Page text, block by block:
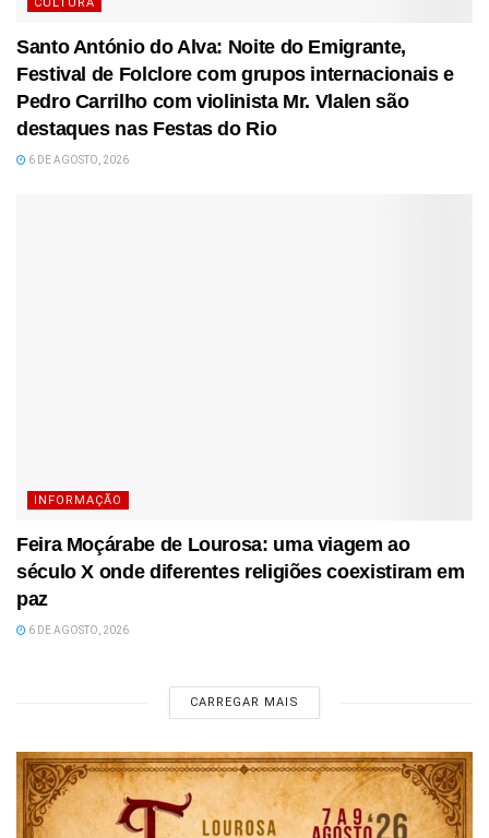
CULTURA
Santo António do Alva: Noite do Emigrante,
Festival de Folclore com grupos internacionais e
Pedro Carrilho com violinista Mr. Vlalen são
destaques nas Festas do Rio
6 DE AGOSTO, 2026
INFORMAÇÃO
Feira Moçárabe de Lourosa: uma viagem ao
século X onde diferentes religiões coexistiram em
paz
6 DE AGOSTO, 2026
CARREGAR MAIS